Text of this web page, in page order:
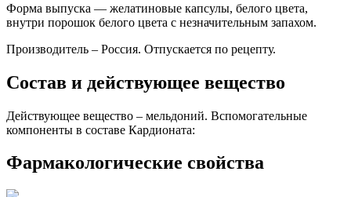
Форма выпуска — желатиновые капсулы, белого цвета,
внутри порошок белого цвета с незначительным запахом.
Производитель – Россия. Отпускается по рецепту.
Состав и действующее вещество
Действующее вещество – мельдоний. Вспомогательные
компоненты в составе Кардионата:
Фармакологические свойства